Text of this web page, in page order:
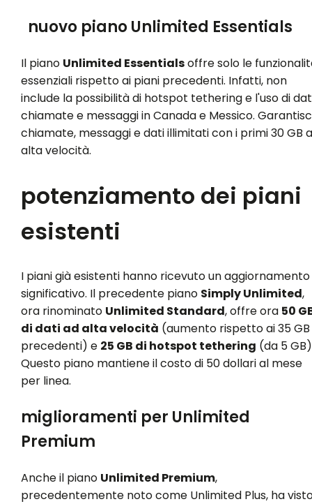
nuovo piano Unlimited Essentials
Il piano Unlimited Essentialsoffre solo le
essenziali rispetto ai piani precedenti. Infatti, non
include la possibilità di hotspot tethering e l'uso di
chiamate e messaggi in Canada e Messico.
chiamate, messaggi e dati illimitati con i primi 30 GB
alta velocità.
potenziamento dei piani
esistenti
I piani già esistenti hanno ricevuto un aggiornamento
significativo. Il precedente piano Simply Unlimited,
ora rinominato Unlimited Standard, offre ora 50
di dati ad alta velocità (aumento rispetto ai 35 GB
precedenti) e 25 GB di hotspot tethering (da 5
Questo piano mantiene il costo di 50 dollari al mese
per linea.
miglioramenti per Unlimited
Premium
Anche il piano Unlimited Premium,
precedentemente noto come Unlimited Plus, ha